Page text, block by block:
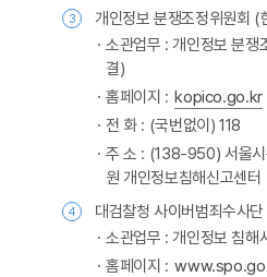
3
개인정보 분쟁조정위원회 (
소관업무 : 개인정보 분쟁
결)
홈페이지 : kopico.go.kr
전 화 : (국번없이) 118
주 소 : (138-950) 서울시
원 개인정보침해신고센터
4
대검찰청 사이버범죄수사단
소관업무 : 개인정보 침해
홈페이지 :